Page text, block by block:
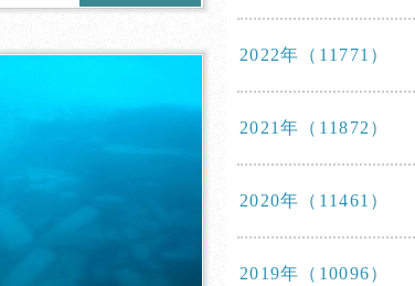
2022年（11771）
2021年（11872）
2020年（11461）
2019年（10096）